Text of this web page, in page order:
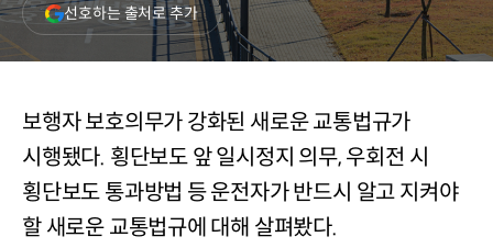
선호하는 출처로 추가(새
창
열림)
보행자 보호의무가 강화된 새로운 교통법규가
시행됐다. 횡단보도 앞 일시정지 의무, 우회전 시
횡단보도 통과방법 등 운전자가 반드시 알고 지켜야
할 새로운 교통법규에 대해 살펴봤다.